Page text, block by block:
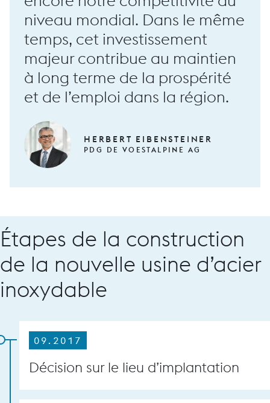
Machine de forgeage long RF100
niveau mondial. Dans le même
temps, cet investissement
majeur contribue au maintien
à long terme de la prospérité
et de l’emploi dans la région.
HERBERT EIBENSTEINER
PDG DE VOESTALPINE AG
Étapes de la construction
de la nouvelle usine d’acier
inoxydable
09.2017
Décision sur le lieu d’implantation